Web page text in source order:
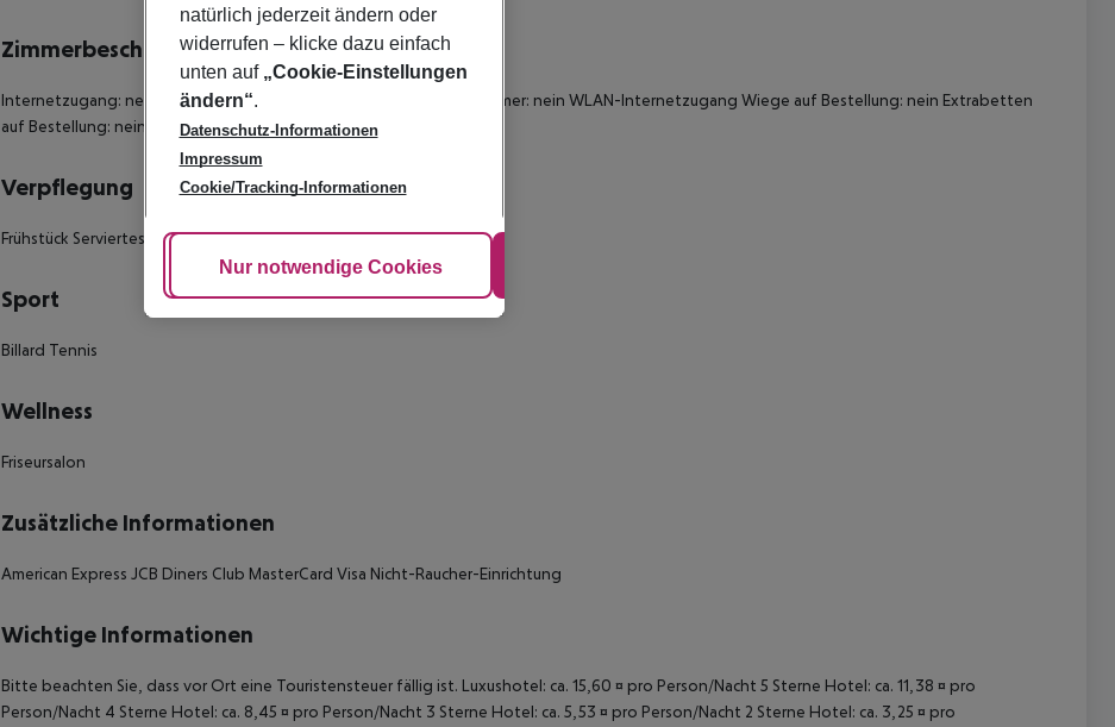
Zimmerbeschreibung
Internetzugang: nein Für Rollstühle geeignet Barrierefreies Badezimmer: nein WLAN-Internetzugang Wiege auf Bestellung: nein Extrabetten
auf Bestellung: nein Anzahl der Schlafzimmer: 1
Verpflegung
Frühstück Serviertes Frühstück
Sport
Billard Tennis
Wellness
Friseursalon
Zusätzliche Informationen
American Express JCB Diners Club MasterCard Visa Nicht-Raucher-Einrichtung
Wichtige Informationen
Bitte beachten Sie, dass vor Ort eine Touristensteuer fällig ist. Luxushotel: ca. 15,60 ¤ pro Person/Nacht 5 Sterne Hotel: ca. 11,38 ¤ pro
Person/Nacht 4 Sterne Hotel: ca. 8,45 ¤ pro Person/Nacht 3 Sterne Hotel: ca. 5,53 ¤ pro Person/Nacht 2 Sterne Hotel: ca. 3,25 ¤ pro
natürlich jederzeit ändern oder
widerrufen – klicke dazu einfach
unten auf „Cookie-Einstellungen
ändern“.
Datenschutz-Informationen
Impressum
Cookie/Tracking-Informationen
Cookie anpassen
Nur notwendige Cookies